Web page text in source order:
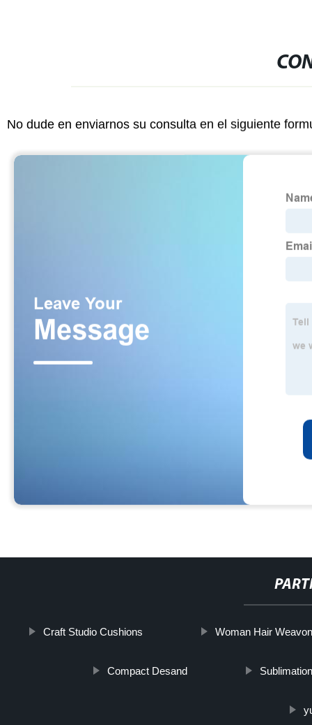
No dude en enviarnos su consulta en el siguiente
Craft Studio Cushions Woman Hair Weavon
Compact Desand